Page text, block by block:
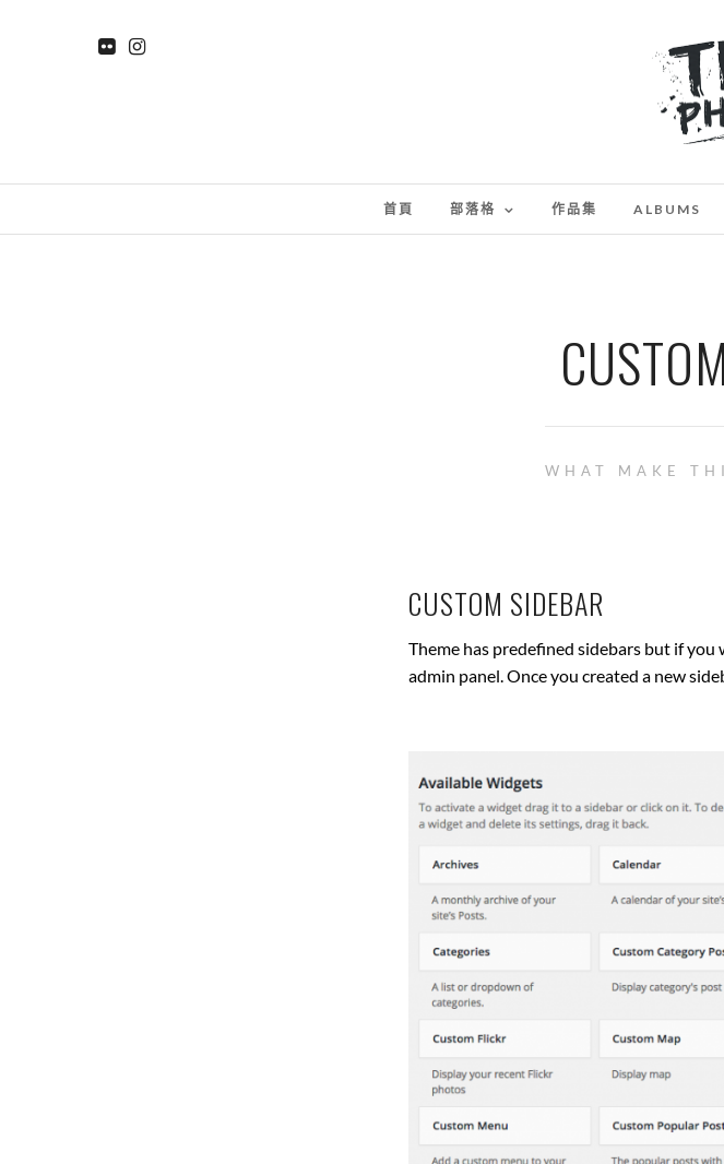
首頁 部落格 作品集 ALBUMS
WHAT MAKE
CUSTOM SIDEBAR
Theme has predefined sidebars but if
admin panel. Once you created a new